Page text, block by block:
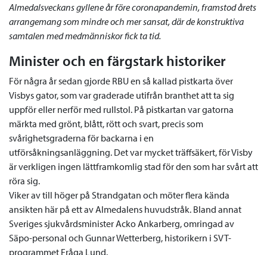
Almedalsveckans gyllene år före coronapandemin, framstod årets
arrangemang som mindre och mer sansat, där de konstruktiva
samtalen med medmänniskor fick ta tid.
Minister och en färgstark historiker
För några år sedan gjorde RBU en så kallad pistkarta över
Visbys gator, som var graderade utifrån branthet att ta sig
uppför eller nerför med rullstol. På pistkartan var gatorna
märkta med grönt, blått, rött och svart, precis som
svårighetsgraderna för backarna i en
utförsåkningsanläggning. Det var mycket träffsäkert, för Visby
är verkligen ingen lättframkomlig stad för den som har svårt att
röra sig.
Viker av till höger på Strandgatan och möter flera kända
ansikten här på ett av Almedalens huvudstråk. Bland annat
Sveriges sjukvårdsminister Acko Ankarberg, omringad av
Säpo-personal och Gunnar Wetterberg, historikern i SVT-
programmet Fråga Lund.